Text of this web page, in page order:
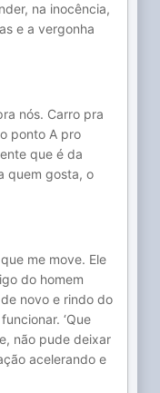
na inocência,
e a vergonha
nós. Carro pra
ponto A pro
que é da
quem gosta, o
me move. Ele
do homem
novo e rindo do
‘Que
não pude deixar
acelerando e